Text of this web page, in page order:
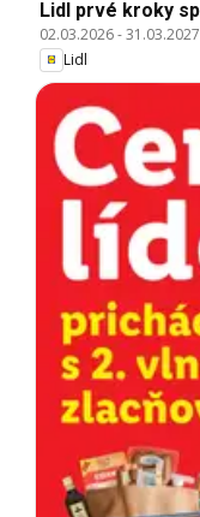
Lidl prvé kroky
02.03.2026-31.03.2027
Lidl